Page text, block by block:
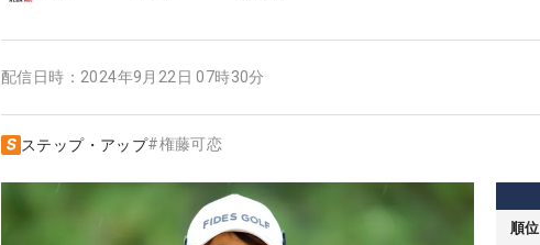
配信日時： 2024年9月22日 07時30分
ステップ・アップ#権藤可恋
順位